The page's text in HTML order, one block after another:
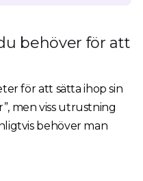
behöver för att
för att sätta ihop sin
men viss utrustning
behöver man